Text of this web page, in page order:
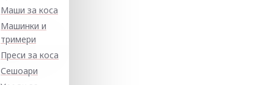
Маши за коса
Машинки и
тримери
Преси за коса
Сешоари